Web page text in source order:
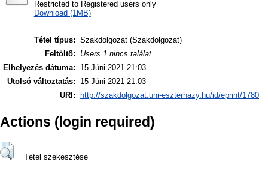
Restricted to Registered users only
Download (1MB)
Tétel típus: Szakdolgozat (Szakdolgozat)
Feltöltő:
Users 1 nincs találat.
Elhelyezés dátuma:
15 Júni 2021 21:03
Utolsó változtatás:
15 Júni 2021 21:03
URI:
http://szakdolgozat.uni-eszterhazy.hu/id/eprint/1780
Actions (login required)
Tétel szekesztése